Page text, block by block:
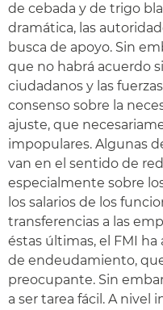
de cebada y de trigo
dramática, las
busca de apoyo. Sin
que no habrá acuerdo
ciudadanos y las
consenso sobre la
ajuste, que
impopulares. Algunas
van en el sentido de
especialmente sobre
los salarios de los
transferencias a las
éstas últimas, el FMI ha
de endeudamiento,
preocupante. Sin
a ser tarea fácil. A nivel